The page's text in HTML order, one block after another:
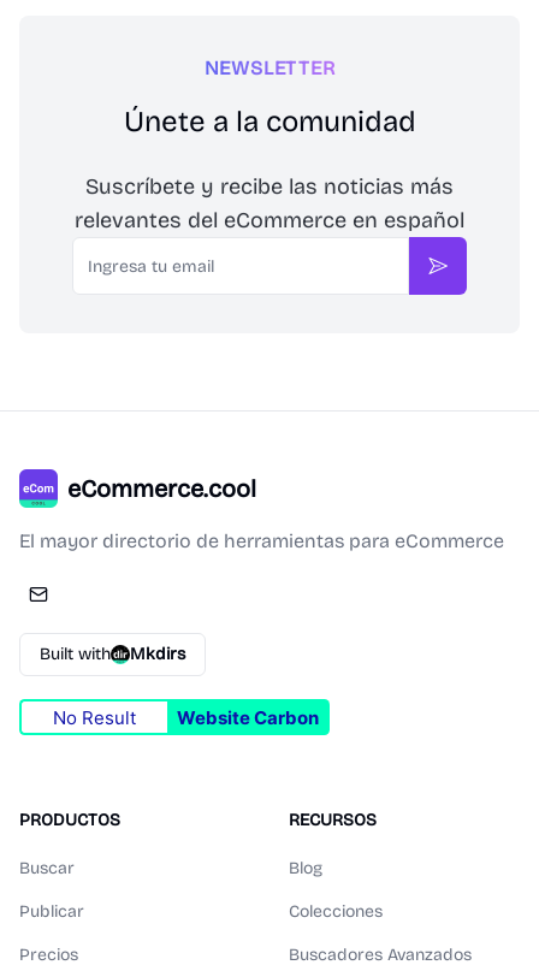
NEWSLETTER
Únete a la comunidad
Suscríbete y recibe las noticias más
relevantes del eCommerce en español
Email
Suscribirse
eCommerce.cool
El mayor directorio de herramientas para eCommerce
Built with Mkdirs
No Result Website Carbon
PRODUCTOS
Buscar
Publicar
Precios
RECURSOS
Blog
Colecciones
Buscadores Avanzados